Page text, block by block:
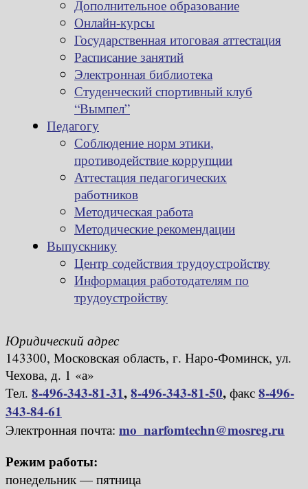
Дополнительное образование
Онлайн-курсы
Государственная итоговая аттестация
Расписание занятий
Электронная библиотека
Студенческий спортивный клуб
“Вымпел”
Педагогу
Соблюдение норм этики,
противодействие коррупции
Аттестация педагогических
работников
Методическая работа
Методические рекомендации
Выпускнику
Центр содействия трудоустройству
Информация работодателям по
трудоустройству
Юридический адрес
143300, Московская область, г. Наро-Фоминск, ул.
Чехова, д. 1 «а»
Тел. 8-496-343-81-31,8-496-343-81-50, факс 8-496-
343-84-61
Электронная почта: mo_narfomtechn@mosreg.ru
Режим работы:
понедельник — пятница